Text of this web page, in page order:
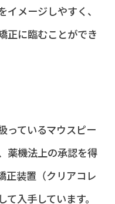
メージしやすく、
正に臨むことができ
っているマウスピー
薬機法上の承認を得
正装置（クリアコレ
入手しています。